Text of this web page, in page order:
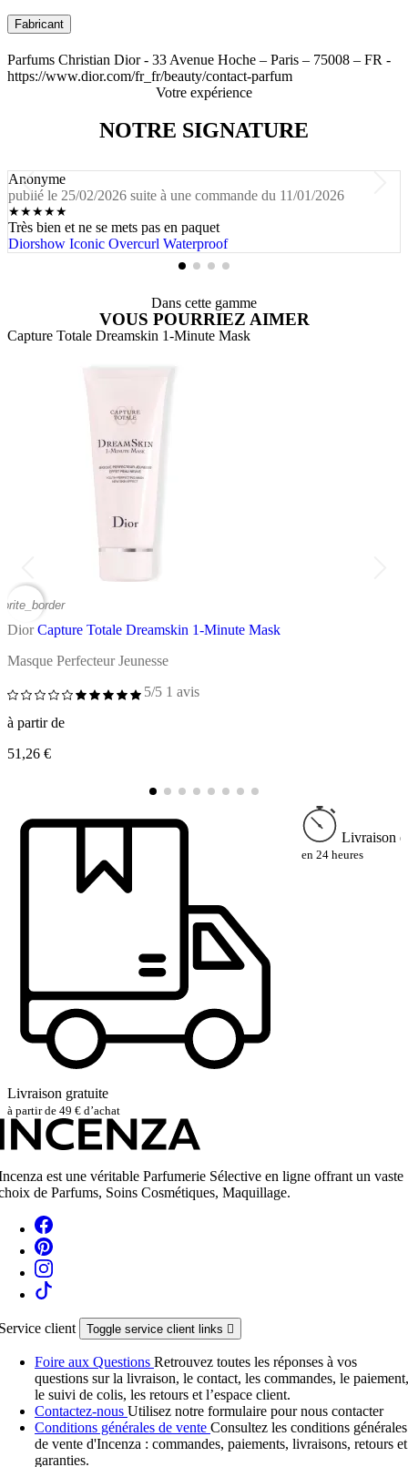
Fabricant
Parfums Christian Dior - 33 Avenue Hoche – Paris – 75008 – FR -
https://www.dior.com/fr_fr/beauty/contact-parfum
Votre expérience
NOTRE SIGNATURE
Anonyme
publié le 25/02/2026 suite à une commande du 11/01/2026
★★★★★
Très bien et ne se mets pas en paquet
Diorshow Iconic Overcurl Waterproof
Dans cette gamme
VOUS POURRIEZ AIMER
Capture Totale Dreamskin 1-Minute Mask
Dior Capture Totale Dreamskin 1-Minute Mask
Masque Perfecteur Jeunesse
5/5 1 avis
à partir de
51,26 €
Livraison gratuite
à partir de 49 € d’achat
Livraison
en 24 heures
est une véritable Parfumerie Sélective en ligne offrant un vaste
de Parfums, Soins Cosmétiques, Maquillage.
client Toggle service client links 
Foire aux Questions Retrouvez toutes les réponses à vos
questions sur la livraison, le contact, les commandes, le paiement,
le suivi de colis, les retours et l’espace client.
Contactez-nous Utilisez notre formulaire pour nous contacter
Conditions générales de vente Consultez les conditions générales
de vente d'Incenza : commandes, paiements, livraisons, retours et
garanties.